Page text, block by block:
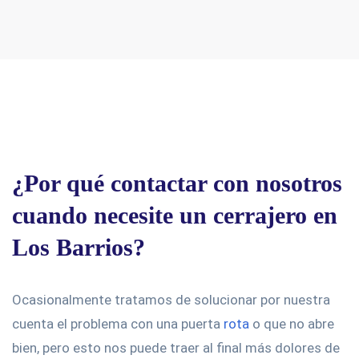
¿Por qué contactar con nosotros
cuando necesite un cerrajero en
Los Barrios?
Ocasionalmente tratamos de solucionar por nuestra
cuenta el problema con una puerta rota o que no abre
bien, pero esto nos puede traer al final más dolores de